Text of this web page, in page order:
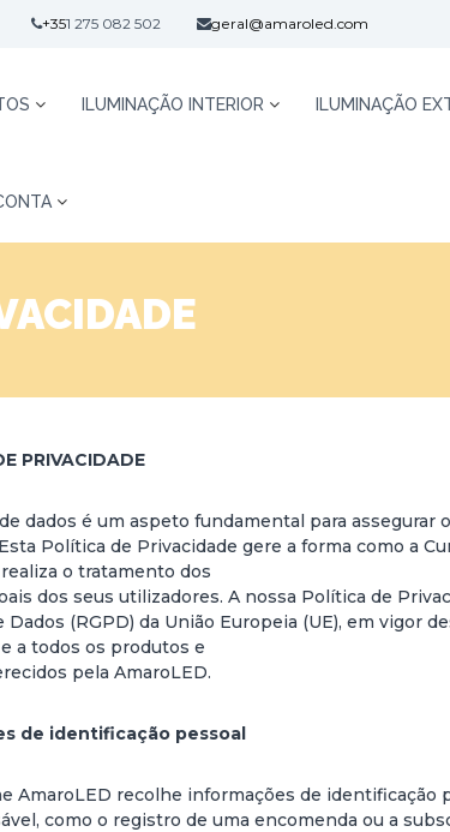
+351 275 082 502 geral@amaroled.com
ILUMINAÇÃO INTERIOR ILUMINAÇÃO
PRIVACIDADE
dados é um aspeto fundamental para
Política de Privacidade gere a forma como a
o tratamento dos
dos seus utilizadores. A nossa Política de
Dados (RGPD) da União Europeia (UE), em vigor
a todos os produtos e
pela AmaroLED.
de identificação pessoal
AmaroLED recolhe informações de identificação
como o registro de uma encomenda ou a